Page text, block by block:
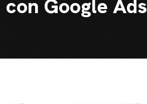
con Google Ads